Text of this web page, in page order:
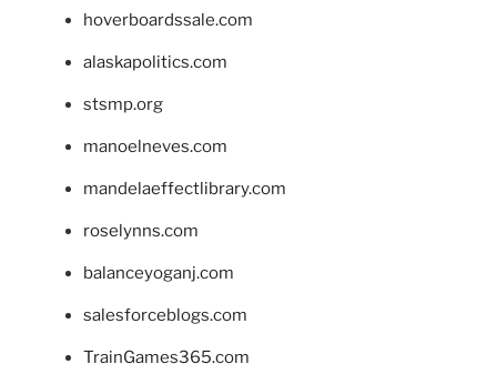
hoverboardssale.com
alaskapolitics.com
stsmp.org
manoelneves.com
mandelaeffectlibrary.com
roselynns.com
balanceyoganj.com
salesforceblogs.com
TrainGames365.com